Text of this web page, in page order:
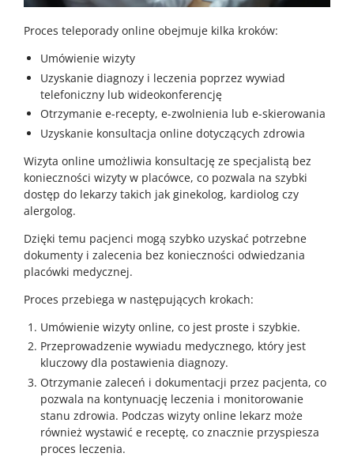
Proces teleporady online obejmuje kilka kroków:
Umówienie wizyty
Uzyskanie diagnozy i leczenia poprzez wywiad
telefoniczny lub wideokonferencję
Otrzymanie e-recepty, e-zwolnienia lub e-skierowania
Uzyskanie konsultacja online dotyczących zdrowia
Wizyta online umożliwia konsultację ze specjalistą bez
konieczności wizyty w placówce, co pozwala na szybki
dostęp do lekarzy takich jak ginekolog, kardiolog czy
alergolog.
Dzięki temu pacjenci mogą szybko uzyskać potrzebne
dokumenty i zalecenia bez konieczności odwiedzania
placówki medycznej.
Proces przebiega w następujących krokach:
Umówienie wizyty online, co jest proste i szybkie.
Przeprowadzenie wywiadu medycznego, który jest
kluczowy dla postawienia diagnozy.
Otrzymanie zaleceń i dokumentacji przez pacjenta, co
pozwala na kontynuację leczenia i monitorowanie
stanu zdrowia. Podczas wizyty online lekarz może
również wystawić e receptę, co znacznie przyspiesza
proces leczenia.